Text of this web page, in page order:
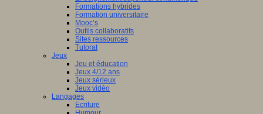
Formations hybrides
Formation universitaire
Mooc’s
Outils collaboratifs
Sites ressources
Tutorat
Jeux
Jeu et éducation
Jeux 4/12 ans
Jeux sérieux
Jeux vidéo
Langages
Ecriture